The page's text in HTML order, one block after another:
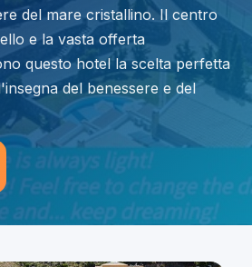
del mare cristallino. Il centro
e la vasta offerta
questo hotel la scelta perfetta
del benessere e del